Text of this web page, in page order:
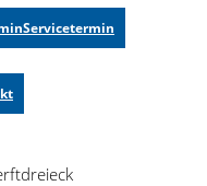
Servicetermin